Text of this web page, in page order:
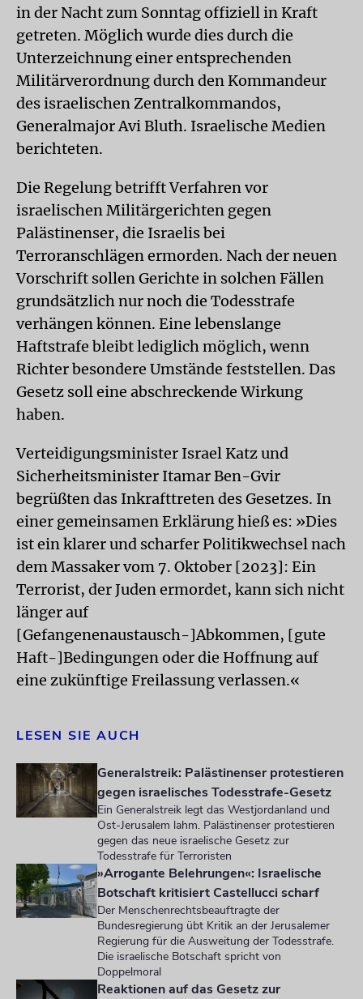
in der Nacht zum Sonntag offiziell in Kraft
getreten. Möglich wurde dies durch die
Unterzeichnung einer entsprechenden
Militärverordnung durch den Kommandeur
des israelischen Zentralkommandos,
Generalmajor Avi Bluth. Israelische Medien
berichteten.
Die Regelung betrifft Verfahren vor
israelischen Militärgerichten gegen
Palästinenser, die Israelis bei
Terroranschlägen ermorden. Nach der neuen
Vorschrift sollen Gerichte in solchen Fällen
grundsätzlich nur noch die Todesstrafe
verhängen können. Eine lebenslange
Haftstrafe bleibt lediglich möglich, wenn
Richter besondere Umstände feststellen. Das
Gesetz soll eine abschreckende Wirkung
haben.
Verteidigungsminister Israel Katz und
Sicherheitsminister Itamar Ben-Gvir
begrüßten das Inkrafttreten des Gesetzes. In
einer gemeinsamen Erklärung hieß es: »Dies
ist ein klarer und scharfer Politikwechsel nach
dem Massaker vom 7. Oktober [2023]: Ein
Terrorist, der Juden ermordet, kann sich nicht
länger auf
[Gefangenenaustausch-]Abkommen, [gute
Haft-]Bedingungen oder die Hoffnung auf
eine zukünftige Freilassung verlassen.«
LESEN SIE AUCH
Generalstreik: Palästinenser protestieren
gegen israelisches Todesstrafe-Gesetz
Ein Generalstreik legt das Westjordanland und
Ost-Jerusalem lahm. Palästinenser protestieren
gegen das neue israelische Gesetz zur
Todesstrafe für Terroristen
»Arrogante Belehrungen«: Israelische
Botschaft kritisiert Castellucci scharf
Der Menschenrechtsbeauftragte der
Bundesregierung übt Kritik an der Jerusalemer
Regierung für die Ausweitung der Todesstrafe.
Die israelische Botschaft spricht von
Doppelmoral
Reaktionen auf das Gesetz zur